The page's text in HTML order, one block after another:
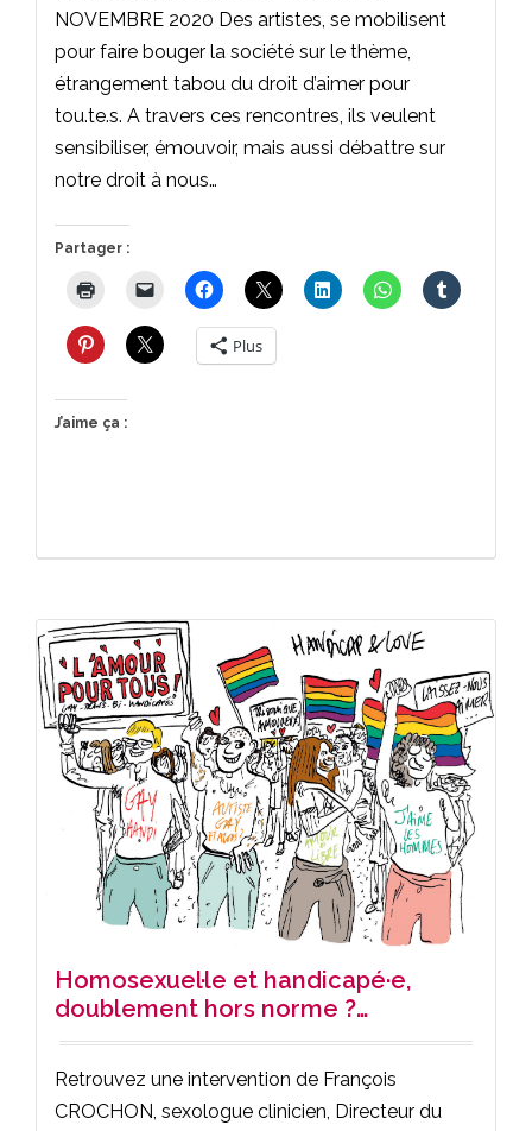
NOVEMBRE 2020 Des artistes, se mobilisent
pour faire bouger la société sur le thème,
étrangement tabou du droit d’aimer pour
tou.te.s. A travers ces rencontres, ils veulent
sensibiliser, émouvoir, mais aussi débattre sur
notre droit à nous…
Partager :
Plus
J’aime ça :
Homosexuel·le et handicapé·e,
doublement hors norme ?…
Retrouvez une intervention de François
CROCHON, sexologue clinicien, Directeur du